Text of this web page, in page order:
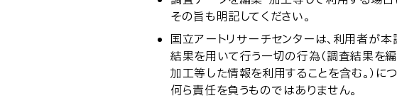
その旨も明記してください。
国立アートリサーチセンターは、利用者が本
結果を用いて行う一切の行為（調査結果を編
加工等した情報を利用することを含む。）につ
何ら責任を負うものではありません。